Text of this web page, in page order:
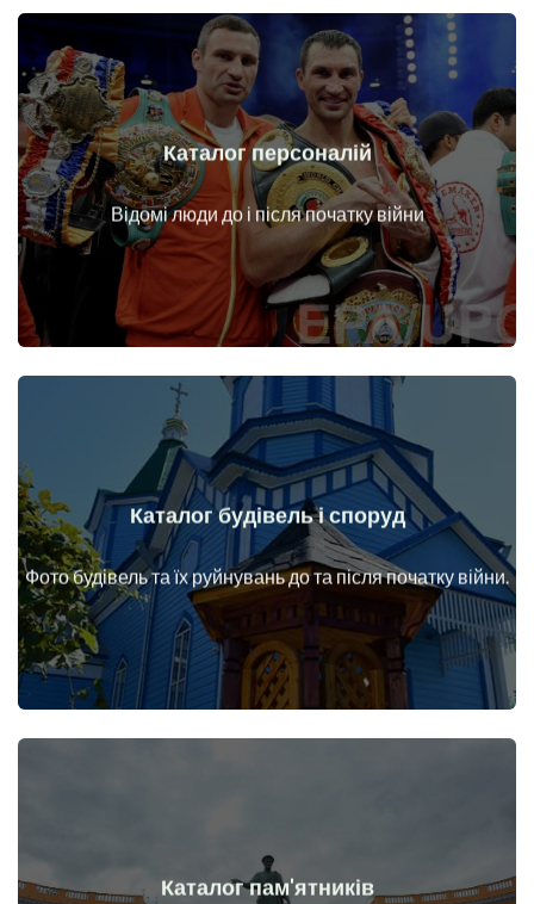
Каталог персоналій
Відомі люди до і після початку війни
Особи до і після початку війни
Докладніше
Каталог будівель і споруд
Фото будівель та їх руйнувань до та після початку війни.
Будинки, споруди, конструкції, об'єкти до та після початку
війни
Докладніше
Каталог пам'ятників
Докладніше